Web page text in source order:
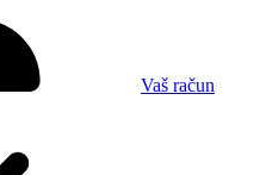
Vaš račun